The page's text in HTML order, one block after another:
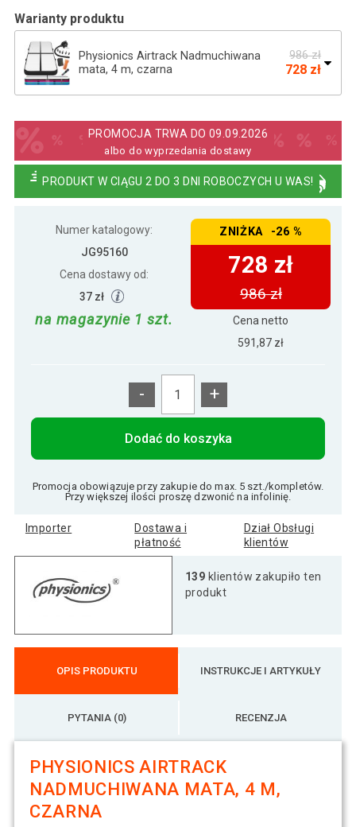
Warianty produktu
Physionics Airtrack Nadmuchiwana
mata, 4 m, czarna
986 zł
728 zł
zielona
PROMOCJA TRWA DO 09.09.2026
albo do wyprzedania dostawy
PRODUKT W CIĄGU 2 DO 3 DNI ROBOCZYCH U WAS!
Numer katalogowy:
JG95160
Cena dostawy od:
37 zł
na magazynie 1 szt.
ZNIŻKA -26 %
728 zł
986 zł
Cena netto
591,87 zł
- +
Dodać do koszyka
Promocja obowiązuje przy zakupie do max. 5 szt./kompletów.
Przy większej ilości proszę dzwonić na infolinię.
Importer
Dostawa i
płatność
Dział Obsługi
klientów
139 klientów zakupiło ten
produkt
OPIS PRODUKTU INSTRUKCJE I ARTYKUŁY
PYTANIA (0) RECENZJA
PHYSIONICS AIRTRACK
NADMUCHIWANA MATA, 4 M,
CZARNA